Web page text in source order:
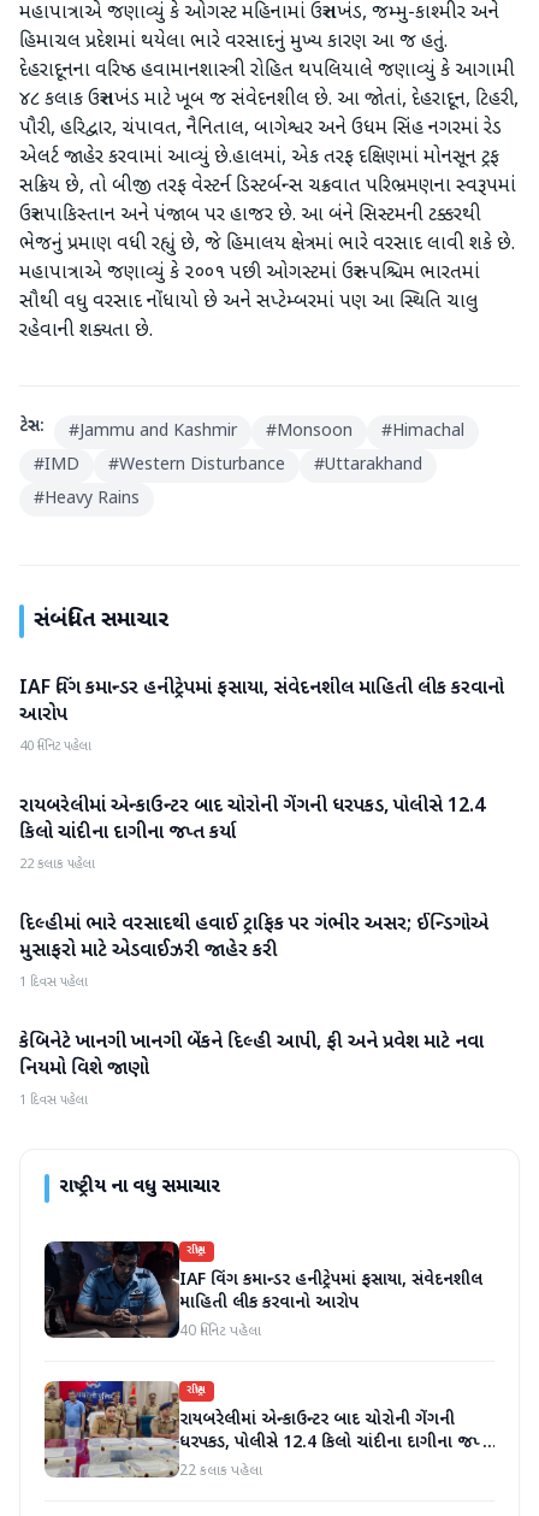
મહાપાત્રાએ જણાવ્યું કે ઓગસ્ટ મહિનામાં ઉત્તરાખંડ, જમ્મુ-કાશ્મીર અને
હિમાચલ પ્રદેશમાં થયેલા ભારે વરસાદનું મુખ્ય કારણ આ જ હતું.
દેહરાદૂનના વરિષ્ઠ હવામાનશાસ્ત્રી રોહિત થપલિયાલે જણાવ્યું કે આગામી
૪૮ કલાક ઉત્તરાખંડ માટે ખૂબ જ સંવેદનશીલ છે. આ જોતાં, દેહરાદૂન, ટિહરી,
પૌરી, હરિદ્વાર, ચંપાવત, નૈનિતાલ, બાગેશ્વર અને ઉધમ સિંહ નગરમાં રેડ
એલર્ટ જાહેર કરવામાં આવ્યું છે.હાલમાં, એક તરફ દક્ષિણમાં મોનસૂન ટ્રફ
સક્રિય છે, તો બીજી તરફ વેસ્ટર્ન ડિસ્ટર્બન્સ ચક્રવાત પરિભ્રમણના સ્વરૂપમાં
ઉત્તર પાકિસ્તાન અને પંજાબ પર હાજર છે. આ બંને સિસ્ટમની ટક્કરથી
ભેજનું પ્રમાણ વધી રહ્યું છે, જે હિમાલય ક્ષેત્રમાં ભારે વરસાદ લાવી શકે છે.
મહાપાત્રાએ જણાવ્યું કે ૨૦૦૧ પછી ઓગસ્ટમાં ઉત્તર-પશ્ચિમ ભારતમાં
સૌથી વધુ વરસાદ નોંધાયો છે અને સપ્ટેમ્બરમાં પણ આ સ્થિતિ ચાલુ
રહેવાની શક્યતા છે.
ટેગ્સ: #Jammu and Kashmir #Monsoon #Himachal
#IMD #Western Disturbance #Uttarakhand
#Heavy Rains
સંબંધિત સમાચાર
રાષ્ટ્રીય
IAF વિંગ કમાન્ડર હનીટ્રેપમાં ફસાયા, સંવેદનશીલ માહિતી લીક કરવાનો
આરોપ
40 મિનિટ પહેલા
રાષ્ટ્રીય
રાયબરેલીમાં એન્કાઉન્ટર બાદ ચોરોની ગેંગની ધરપકડ, પોલીસે 12.4
કિલો ચાંદીના દાગીના જપ્ત કર્યા
22 કલાક પહેલા
રાષ્ટ્રીય
દિલ્હીમાં ભારે વરસાદથી હવાઈ ટ્રાફિક પર ગંભીર અસર; ઈન્ડિગોએ
મુસાફરો માટે એડવાઈઝરી જાહેર કરી
1 દિવસ પહેલા
રાષ્ટ્રીય
કેબિનેટે ખાનગી ખાનગી બેંકને દિલ્હી આપી, ફી અને પ્રવેશ માટે નવા
નિયમો વિશે જાણો
1 દિવસ પહેલા
રાષ્ટ્રીયના વધુ સમાચાર
રાષ્ટ્રીય
IAF વિંગ કમાન્ડર હનીટ્રેપમાં ફસાયા, સંવેદનશીલ
માહિતી લીક કરવાનો આરોપ
40 મિનિટ પહેલા
રાષ્ટ્રીય
રાયબરેલીમાં એન્કાઉન્ટર બાદ ચોરોની ગેંગની
ધરપકડ, પોલીસે 12.4 કિલો ચાંદીના દાગીના જપ્ત
કર્યા
22 કલાક પહેલા